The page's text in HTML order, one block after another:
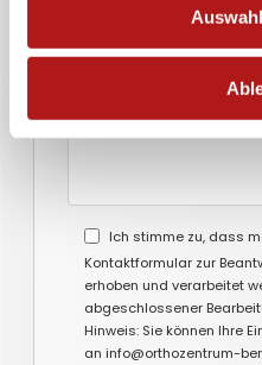
Ich stimme zu, dass
Kontaktformular zur
erhoben und verarbeitet
abgeschlossener
Hinweis: Sie können Ihre
an info@orthozentrum-